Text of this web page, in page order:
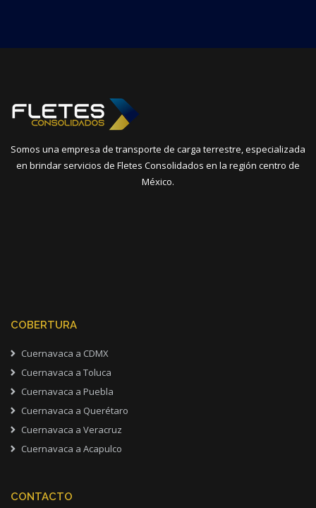
Somos una empresa de transporte de carga terrestre, especializada
en brindar servicios de Fletes Consolidados en la región centro de
México.
COBERTURA
Cuernavaca a CDMX
Cuernavaca a Toluca
Cuernavaca a Puebla
Cuernavaca a Querétaro
Cuernavaca a Veracruz
Cuernavaca a Acapulco
CONTACTO